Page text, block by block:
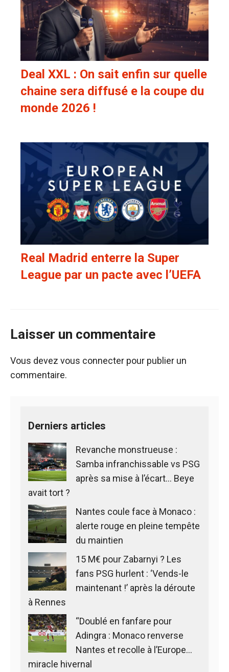
Deal XXL : On sait enfin sur quelle
chaine sera diffusé e la coupe du
monde 2026 !
Real Madrid enterre la Super
League par un pacte avec l’UEFA
Laisser un commentaire
Vous devez vous connecter pour publier un
commentaire.
Derniers articles
Revanche monstrueuse :
Samba infranchissable vs PSG
après sa mise à l’écart… Beye
avait tort ?
Nantes coule face à Monaco :
alerte rouge en pleine tempête
du maintien
15 M€ pour Zabarnyi ? Les
fans PSG hurlent : ‘Vends-le
maintenant !’ après la déroute
à Rennes
“Doublé en fanfare pour
Adingra : Monaco renverse
Nantes et recolle à l’Europe…
miracle hivernal